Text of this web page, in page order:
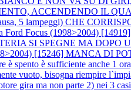
ACCENDENDO IL
5 lampeggi) CHE
Ford Focus (1998>2004)
SI SPEGNE MA
[15246] MANCA DI
spento è sufficiente anche 1
vuoto, bisogna riempire
gira ma non parte 2) nei 3